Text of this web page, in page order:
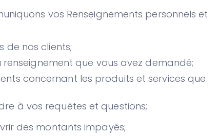
vos Renseignements personnels et
de nos clients;
que vous avez demandé;
concernant les produits et services que
à vos requêtes et questions;
des montants impayés;